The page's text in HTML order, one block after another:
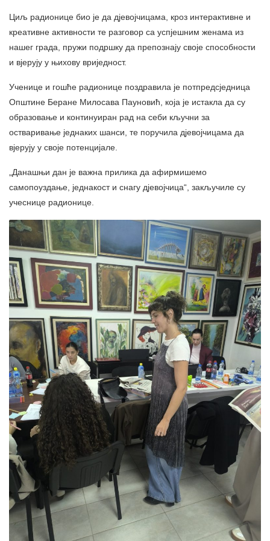
Циљ радионице био је да дјевојчицама, кроз интерактивне и
креативне активности те разговор са успјешним женама из
нашег града, пружи подршку да препознају своје способности
и вјерују у њихову вриједност.
Ученице и гошће радионице поздравила је потпредсједница
Општине Беране Милосава Пауновић, која је истакла да су
образовање и континуиран рад на себи кључни за
остваривање једнаких шанси, те поручила дјевојчицама да
вјерују у своје потенцијале.
„Данашњи дан је важна прилика да афирмишемо
самопоуздање, једнакост и снагу дјевојчица“, закључиле су
учеснице радионице.